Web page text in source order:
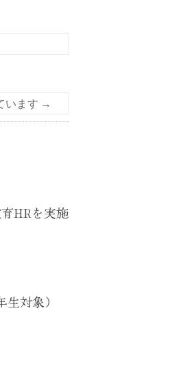
います →
HRを実施
対象）